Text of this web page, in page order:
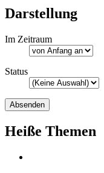
Darstellung
Im Zeitraum
Status
Heiße Themen